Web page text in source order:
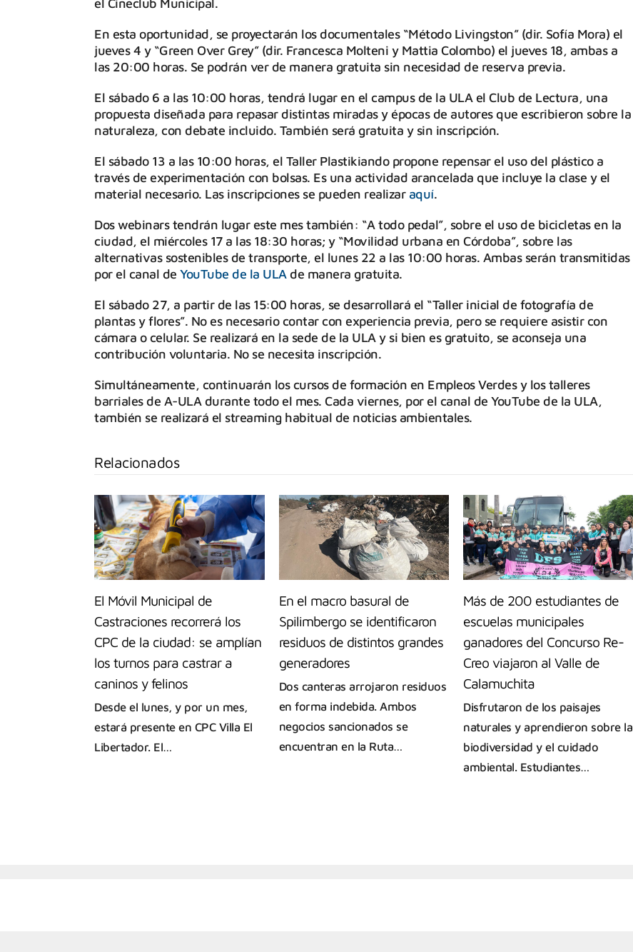
el Cineclub Municipal.
En esta oportunidad, se proyectarán los documentales “Método Livingston” (dir. Sofía Mora) el
jueves 4 y “Green Over Grey” (dir. Francesca Molteni y Mattia Colombo) el jueves 18, ambas a
las 20:00 horas. Se podrán ver de manera gratuita sin necesidad de reserva previa.
El sábado 6 a las 10:00 horas, tendrá lugar en el campus de la ULA el Club de Lectura, una
propuesta diseñada para repasar distintas miradas y épocas de autores que escribieron sobre la
naturaleza, con debate incluido. También será gratuita y sin inscripción.
El sábado 13 a las 10:00 horas, el Taller Plastikiando propone repensar el uso del plástico a
través de experimentación con bolsas. Es una actividad arancelada que incluye la clase y el
material necesario. Las inscripciones se pueden realizar aquí.
Dos webinars tendrán lugar este mes también: “A todo pedal”, sobre el uso de bicicletas en la
ciudad, el miércoles 17 a las 18:30 horas; y “Movilidad urbana en Córdoba”, sobre las
alternativas sostenibles de transporte, el lunes 22 a las 10:00 horas. Ambas serán transmitidas
por el canal de YouTube de la ULA de manera gratuita.
El sábado 27, a partir de las 15:00 horas, se desarrollará el “Taller inicial de fotografía de
plantas y flores”. No es necesario contar con experiencia previa, pero se requiere asistir con
cámara o celular. Se realizará en la sede de la ULA y si bien es gratuito, se aconseja una
contribución voluntaria. No se necesita inscripción.
Simultáneamente, continuarán los cursos de formación en Empleos Verdes y los talleres
barriales de A-ULA durante todo el mes. Cada viernes, por el canal de YouTube de la ULA,
también se realizará el streaming habitual de noticias ambientales.
Relacionados
El Móvil Municipal de
Castraciones recorrerá los
CPC de la ciudad: se amplían
los turnos para castrar a
caninos y felinos
Desde el lunes, y por un mes,
estará presente en CPC Villa El
Libertador. El…
En el macro basural de
Spilimbergo se identificaron
residuos de distintos grandes
generadores
Dos canteras arrojaron residuos
en forma indebida. Ambos
negocios sancionados se
encuentran en la Ruta…
Más de 200 estudiantes de
escuelas municipales
ganadores del Concurso Re-
Creo viajaron al Valle de
Calamuchita
Disfrutaron de los paisajes
naturales y aprendieron sobre la
biodiversidad y el cuidado
ambiental. Estudiantes…